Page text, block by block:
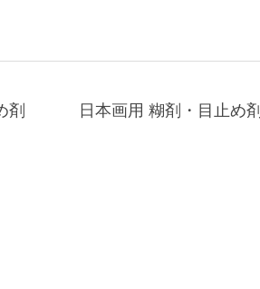
剤 日本画用 糊剤・目止め剤